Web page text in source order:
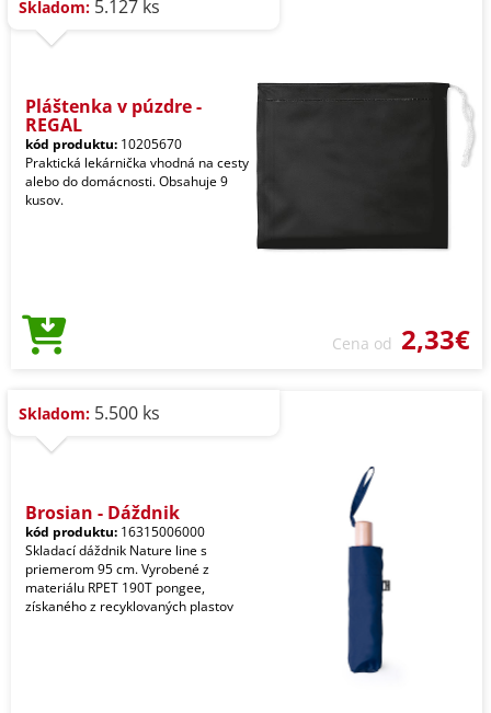
Skladom: 5.127 ks
Pláštenka v púzdre -
REGAL
kód produktu: 10205670
Praktická lekárnička vhodná na cesty
alebo do domácnosti. Obsahuje 9
kusov.
Cena od 2,33€
Skladom: 5.500 ks
Brosian - Dáždnik
kód produktu: 16315006000
Skladací dáždnik Nature line s
priemerom 95 cm. Vyrobené z
materiálu RPET 190T pongee,
získaného z recyklovaných plastov